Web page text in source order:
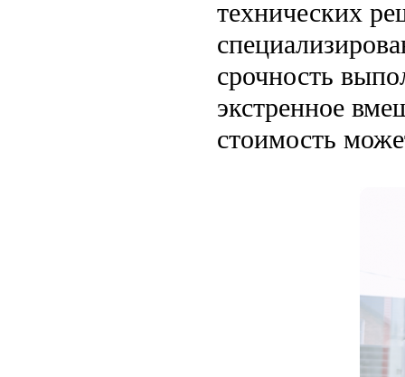
технических
срочность
экстренное
стоимость